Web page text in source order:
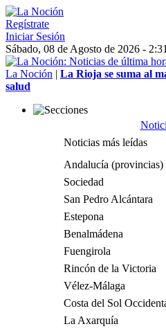
Regístrate
Iniciar Sesión
Sábado, 08 de Agosto de 2026 -
La Noción | La Rioja se suma al
salud
Noticias más leídas
Andalucía (provincias)
Sociedad
San Pedro Alcántara
Estepona
Benalmádena
Fuengirola
Rincón de la Victoria
Vélez-Málaga
Costa del Sol
La Axarquía